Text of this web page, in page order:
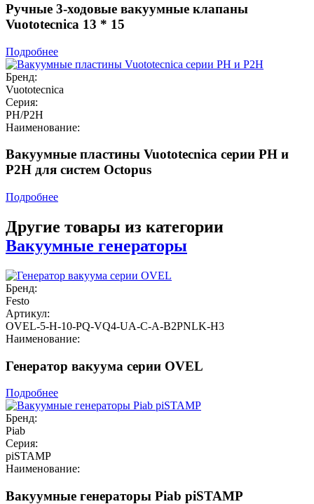
Ручные 3-ходовые вакуумные клапаны
Vuototecnica 13 * 15
Подробнее
Бренд:
Vuototecnica
Серия:
PH/P2H
Наименование:
Вакуумные пластины Vuototecnica серии PH и
P2H для систем Octopus
Подробнее
Другие товары из категории
Вакуумные генераторы
Бренд:
Festo
Артикул:
OVEL-5-H-10-PQ-VQ4-UA-C-A-B2PNLK-H3
Наименование:
Генератор вакуума серии OVEL
Подробнее
Бренд:
Piab
Серия:
piSTAMP
Наименование:
Вакуумные генераторы Piab piSTAMP